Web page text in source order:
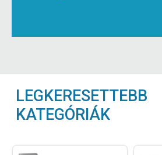
LEGKERESETTEBB
KATEGÓRIÁK